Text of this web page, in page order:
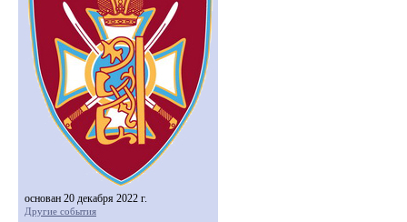
основан 20 декабря 2022 г.
Другие события